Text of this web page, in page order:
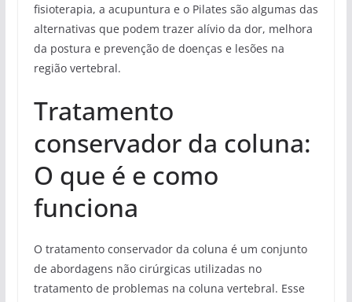
fisioterapia, a acupuntura e o Pilates são algumas das
alternativas que podem trazer alívio da dor, melhora
da postura e prevenção de doenças e lesões na
região vertebral.
Tratamento
conservador da coluna:
O que é e como
funciona
O tratamento conservador da coluna é um conjunto
de abordagens não cirúrgicas utilizadas no
tratamento de problemas na coluna vertebral. Esse